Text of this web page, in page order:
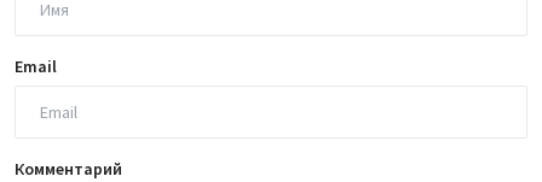
Email
Комментарий